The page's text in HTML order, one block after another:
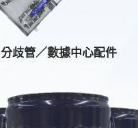
分歧管／數據中心配件